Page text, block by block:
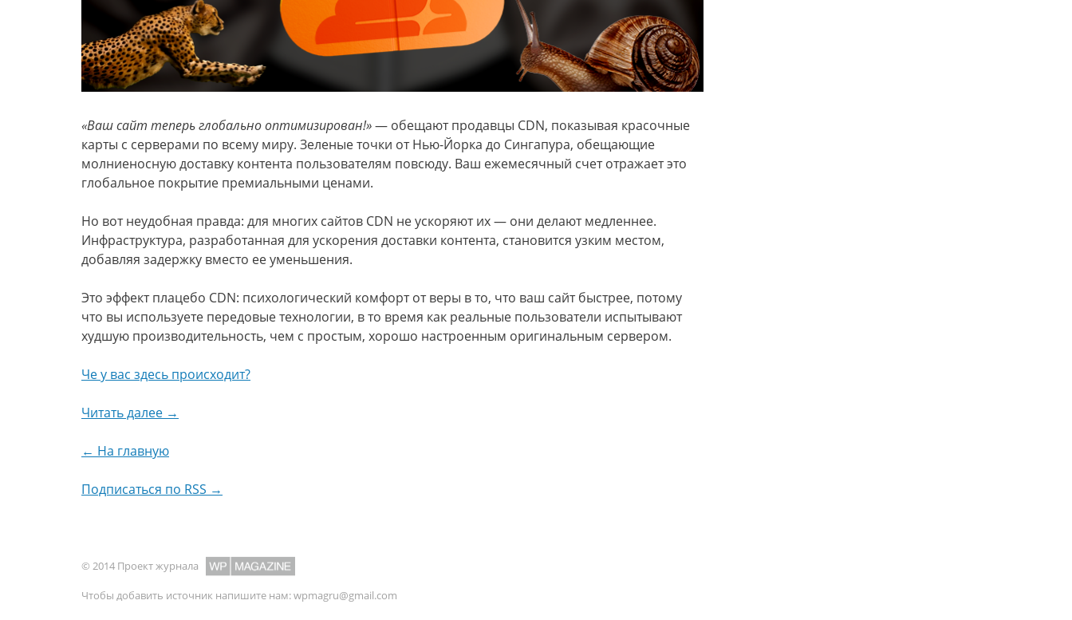
«Ваш сайт теперь глобально оптимизирован!»— обещают продавцы CDN, показывая красочные
карты с серверами по всему миру. Зеленые точки от Нью-Йорка до Сингапура, обещающие
молниеносную доставку контента пользователям повсюду. Ваш ежемесячный счет отражает это
глобальное покрытие премиальными ценами.
Но вот неудобная правда: для многих сайтов CDN не ускоряют их — они делают медленнее.
Инфраструктура, разработанная для ускорения доставки контента, становится узким местом,
добавляя задержку вместо ее уменьшения.
Это эффект плацебо CDN: психологический комфорт от веры в то, что ваш сайт быстрее, потому
что вы используете передовые технологии, в то время как реальные пользователи испытывают
худшую производительность, чем с простым, хорошо настроенным оригинальным сервером.
Че у вас здесь происходит?
Читать далее →
← На главную
Подписаться по RSS →
© 2014 Проект журнала
Чтобы добавить источник напишите нам:wpmagru@gmail.com